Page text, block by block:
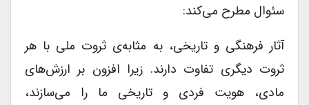
سئوال مطرح می‌کند:
آثار فرهنگی و تاریخی، به مثابه‌ی ثروت ملی با هر
ثروت دیگری تفاوت دارند. زیرا افزون بر ارزش‌های
مادی، هویت فردی و تاریخی ما را می‌سازند،